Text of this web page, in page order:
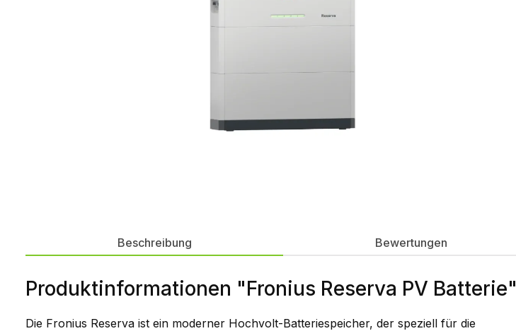
Beschreibung Bewertungen
Produktinformationen "Fronius Reserva PV Batterie"
Die Fronius Reserva ist ein moderner Hochvolt-Batteriespeicher, der speziell für die